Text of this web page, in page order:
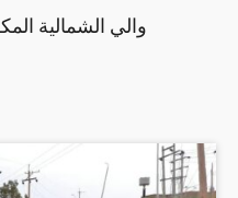
والي الشمالية